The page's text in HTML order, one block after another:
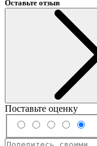
Оставьте отзыв
Поставьте оценку